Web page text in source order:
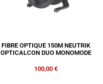
FIBRE OPTIQUE 150M NEUTRIK
OPTICALCON DUO MONOMODE
100,00 €